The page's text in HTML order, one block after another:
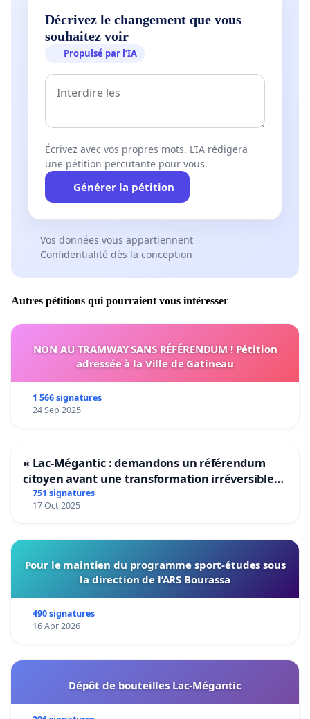
Décrivez le changement que vous
souhaitez voir
Propulsé par l’IA
Écrivez avec vos propres mots. L’IA rédigera
une pétition percutante pour vous.
Générer la pétition
Vos données vous appartiennent
Confidentialité dès la conception
Autres pétitions qui pourraient vous intéresser
NON AU TRAMWAY SANS RÉFÉRENDUM ! Pétition
adressée à la Ville de Gatineau
1 566 signatures
24 Sep 2025
« Lac-Mégantic : demandons un référendum
citoyen avant une transformation irréversible
de notre territoire »
751 signatures
17 Oct 2025
Pour le maintien du programme sport-études sous
la direction de l’ARS Bourassa
490 signatures
16 Apr 2026
Dépôt de bouteilles Lac-Mégantic